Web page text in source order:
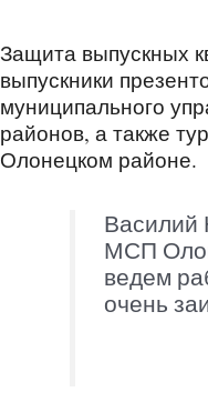
Защита выпускных
выпускники
муниципального
районов, а также
Олонецком районе.
Василий
МСП
ведем
очень